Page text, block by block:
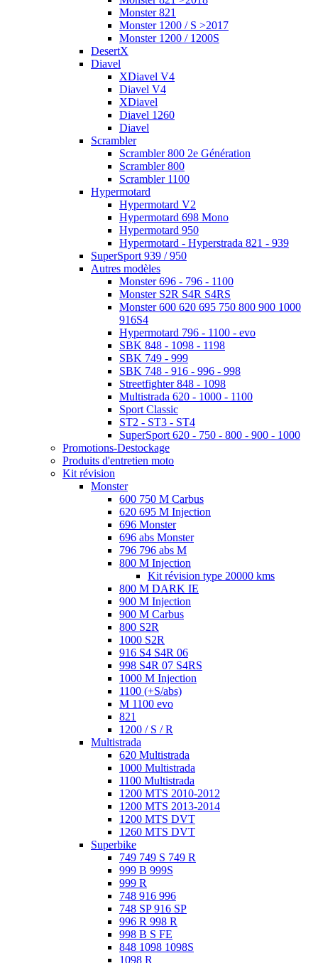
Monster 821
Monster 1200 / S >2017
Monster 1200 / 1200S
DesertX
Diavel
XDiavel V4
Diavel V4
XDiavel
Diavel 1260
Diavel
Scrambler
Scrambler 800 2e Génération
Scrambler 800
Scrambler 1100
Hypermotard
Hypermotard V2
Hypermotard 698 Mono
Hypermotard 950
Hypermotard - Hyperstrada 821 - 939
SuperSport 939 / 950
Autres modèles
Monster 696 - 796 - 1100
Monster S2R S4R S4RS
Monster 600 620 695 750 800 900 1000
916S4
Hypermotard 796 - 1100 - evo
SBK 848 - 1098 - 1198
SBK 749 - 999
SBK 748 - 916 - 996 - 998
Streetfighter 848 - 1098
Multistrada 620 - 1000 - 1100
Sport Classic
ST2 - ST3 - ST4
SuperSport 620 - 750 - 800 - 900 - 1000
Promotions-Destockage
Produits d'entretien moto
Kit révision
Monster
600 750 M Carbus
620 695 M Injection
696 Monster
696 abs Monster
796 796 abs M
800 M Injection
Kit révision type 20000 kms
800 M DARK IE
900 M Injection
900 M Carbus
800 S2R
1000 S2R
916 S4 S4R 06
998 S4R 07 S4RS
1000 M Injection
1100 (+S/abs)
M 1100 evo
821
1200 / S / R
Multistrada
620 Multistrada
1000 Multistrada
1100 Multistrada
1200 MTS 2010-2012
1200 MTS 2013-2014
1200 MTS DVT
1260 MTS DVT
Superbike
749 749 S 749 R
999 B 999S
999 R
748 916 996
748 SP 916 SP
996 R 998 R
998 B S FE
848 1098 1098S
1098 R